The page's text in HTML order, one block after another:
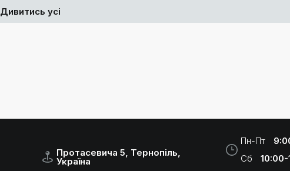
Дивитись усі
Протасевича 5, Тернопіль,
Україна
Пн-Пт
Сб
10:00-